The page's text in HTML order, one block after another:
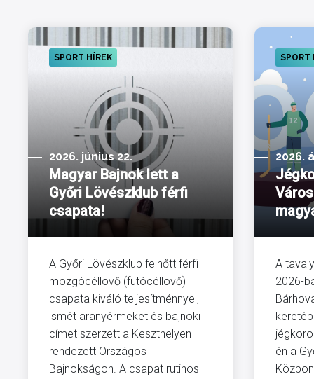
SPORT HÍREK
2026. június 22.
Magyar Bajnok lett a
Győri Lövészklub férfi
csapata!
A Győri Lövészklub felnőtt férfi
mozgócéllövő (futócéllövő)
csapata kiváló teljesítménnyel,
ismét aranyérmeket és bajnoki
címet szerzett a Keszthelyen
rendezett Országos
Bajnokságon. A csapat rutinos
SPORT
2026.
A
2026-
én a